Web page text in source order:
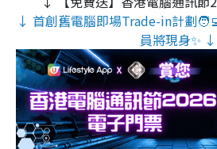
↓ 首創舊電腦即場Trade-in計劃
員將現身✨ ↓